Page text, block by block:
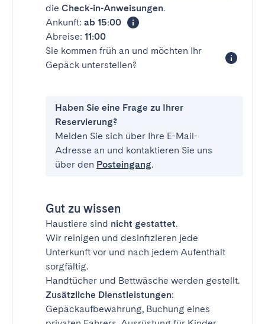
die Check-in-Anweisungen.
Ankunft: ab 15:00
Abreise: 11:00
Sie kommen früh an und möchten Ihr
Gepäck unterstellen?
Haben Sie eine Frage zu Ihrer
Reservierung?
Melden Sie sich über Ihre E-Mail-
Adresse an und kontaktieren Sie uns
über den Posteingang.
Gut zu wissen
Haustiere sind nicht gestattet.
Wir reinigen und desinfizieren jede
Unterkunft vor und nach jedem Aufenthalt
sorgfältig.
Handtücher und Bettwäsche werden gestellt.
Zusätzliche Dienstleistungen:
Gepäckaufbewahrung, Buchung eines